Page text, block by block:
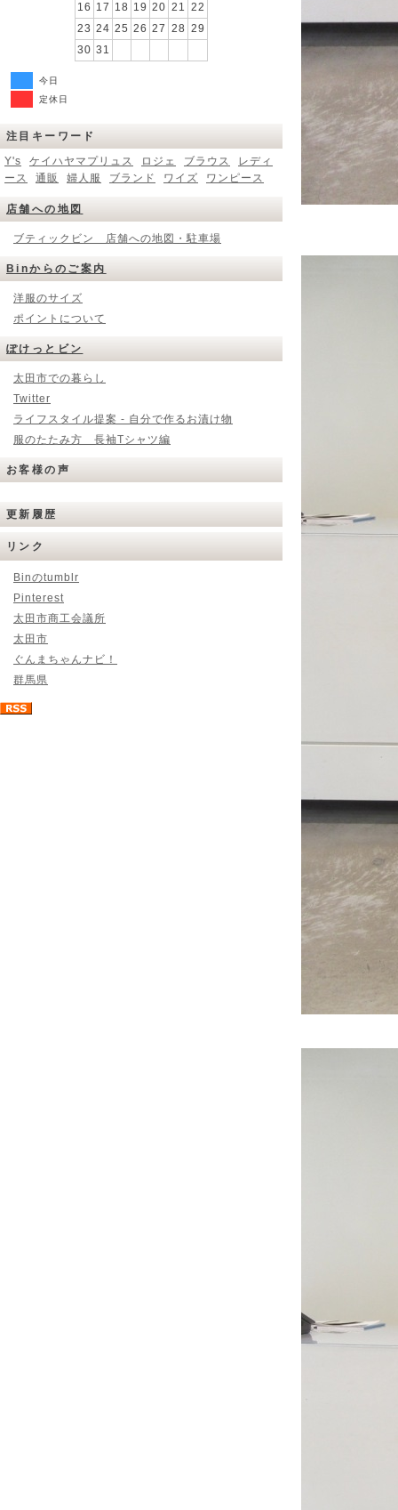
16 17 18 19 20 21 22
23 24 25 26 27 28 29
30 31
今日
定休日
注目キーワード
Y's
ケイハヤマプリュス ロジェ ブラウス
レディ
ース
通販 婦人服 ブランド ワイズ ワンピース
店舗への地図
ブティックビン 店舗への地図・駐車場
Binからのご案内
洋服のサイズ
ポイントについて
ぽけっとビン
太田市での暮らし
Twitter
ライフスタイル提案 - 自分で作るお漬け物
服のたたみ方 長袖Tシャツ編
お客様の声
更新履歴
リンク
Binのtumblr
Pinterest
太田市商工会議所
太田市
ぐんまちゃんナビ！
群馬県